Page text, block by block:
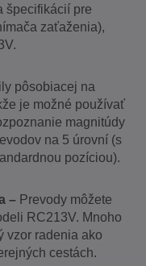
špecifikácií pre
zaťaženia),
pôsobiacej na
je možné používať
magnitúdy
na 5 úrovní (s
pozíciou).
– Prevody môžete
RC213V. Mnoho
vzor radenia ako
cestách.